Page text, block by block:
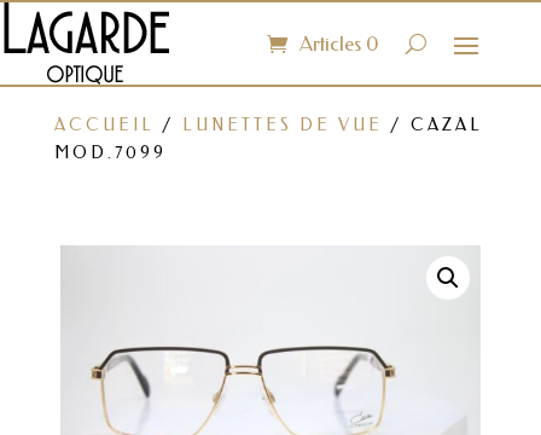
Articles 0
ACCUEIL / LUNETTES DE VUE
/ CAZAL
MOD.7099